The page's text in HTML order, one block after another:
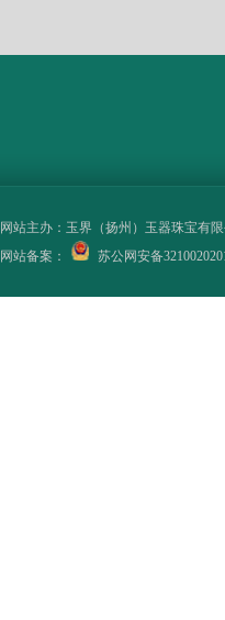
网站主办： 玉界（扬州）玉器珠宝有限
网站备案：
苏公网安备